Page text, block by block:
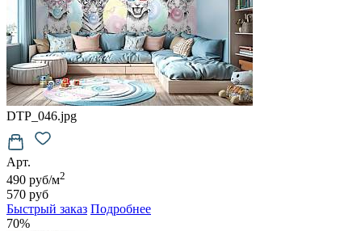
DTP_046.jpg
Арт.
490 руб/м2
570 руб
Быстрый заказ Подробнее
70%